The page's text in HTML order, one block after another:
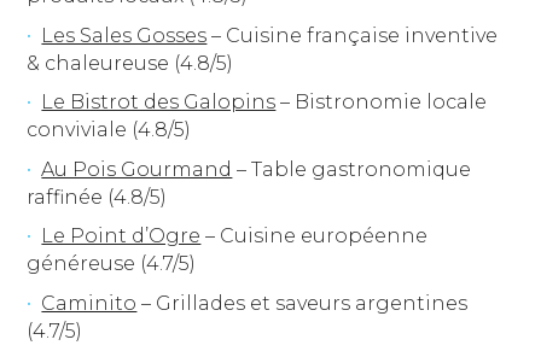
Les Sales Gosses – Cuisine française inventive
& chaleureuse (4.8/5)
Le Bistrot des Galopins – Bistronomie locale
conviviale (4.8/5)
Au Pois Gourmand – Table gastronomique
raffinée (4.8/5)
Le Point d’Ogre – Cuisine européenne
généreuse (4.7/5)
Caminito – Grillades et saveurs argentines
(4.7/5)